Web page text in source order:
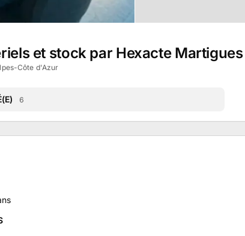
et stock par Hexacte
Côte d'Azur
6